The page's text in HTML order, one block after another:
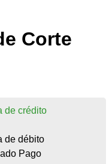
Corte
de crédito
de débito
Pago